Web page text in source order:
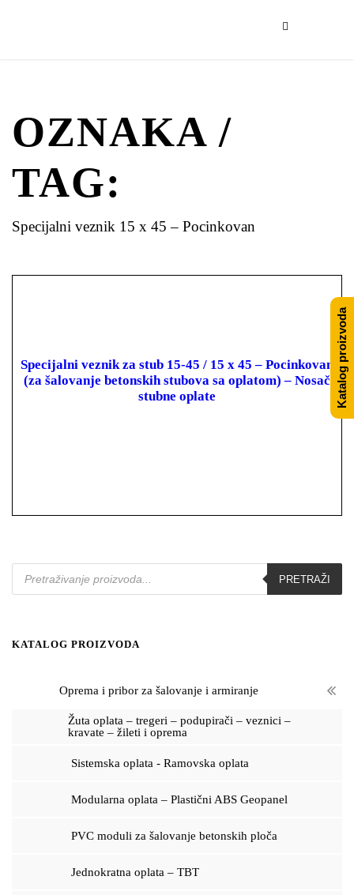
OZNAKA /
TAG:
Specijalni veznik 15 x 45 – Pocinkovan
Specijalni veznik za stub 15-45 / 15 x 45 – Pocinkovan
(za šalovanje betonskih stubova sa oplatom) – Nosač
stubne oplate
P
o
t
PRETRAŽI
KATALOG PROIZVODA
Oprema i pribor za šalovanje i armiranje
Žuta oplata – tregeri – podupirači – veznici –
kravate – žileti i oprema
Sistemska oplata - Ramovska oplata
Modularna oplata – Plastični ABS Geopanel
PVC moduli za šalovanje betonskih ploča
Jednokratna oplata – TBT
Katalog proizvoda